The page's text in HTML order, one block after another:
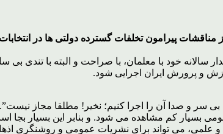
حاشیه و دامنه دار روزهای پایانی اردیبهشت ۹۶، که شاید از مناقشات پیرامون
سالانه خود با معلمان، با صراحت و البته با تندی
و پرورش ایران اجرایی شود.
سر و صدا آن را اجرا کنیم؛ نخیر! مطلقا مجاز
بسیار کم مشاهده می شود. و بنابر این بسیار بجا